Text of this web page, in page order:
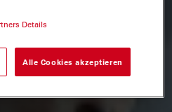
Details
Alle Cookies akzeptieren